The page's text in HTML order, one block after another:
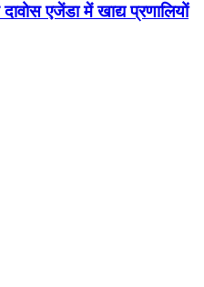
एजेंडा में खाद्य प्रणालियों